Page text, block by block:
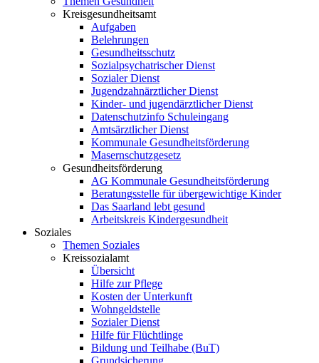
Kreisgesundheitsamt
Aufgaben
Belehrungen
Gesundheitsschutz
Sozialpsychatrischer Dienst
Sozialer Dienst
Jugendzahnärztlicher Dienst
Kinder- und jugendärztlicher Dienst
Datenschutzinfo Schuleingang
Amtsärztlicher Dienst
Kommunale Gesundheitsförderung
Masernschutzgesetz
Gesundheitsförderung
AG Kommunale Gesundheitsförderung
Beratungsstelle für übergewichtige Kinder
Das Saarland lebt gesund
Arbeitskreis Kindergesundheit
Soziales
Themen Soziales
Kreissozialamt
Übersicht
Hilfe zur Pflege
Kosten der Unterkunft
Wohngeldstelle
Sozialer Dienst
Hilfe für Flüchtlinge
Bildung und Teilhabe (BuT)
Grundsicherung